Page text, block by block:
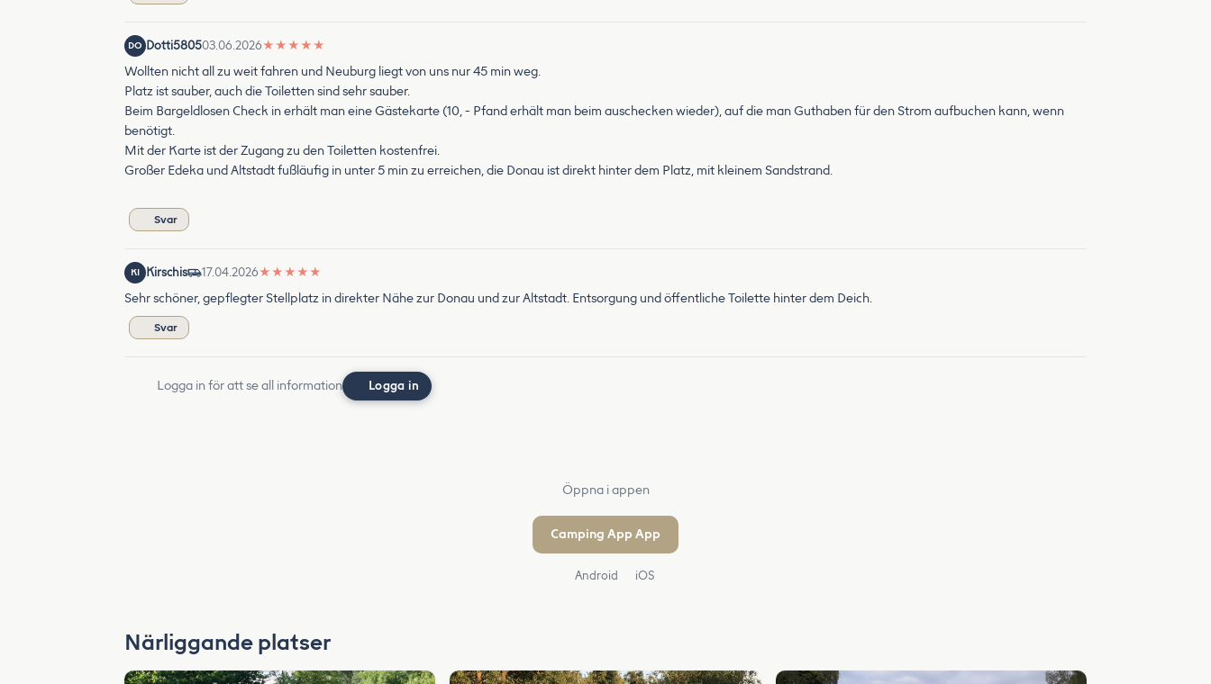
DO Dotti580503.06.2026★ ★ ★ ★ ★
Wollten nicht all zu weit fahren und Neuburg liegt von uns nur 45 min weg.
Platz ist sauber, auch die Toiletten sind sehr sauber.
Beim Bargeldlosen Check in erhält man eine Gästekarte (10, - Pfand erhält man beim auschecken wieder), auf die man Guthaben für den Strom aufbuchen kann, wenn
benötigt.
Mit der Karte ist der Zugang zu den Toiletten kostenfrei.
Großer Edeka und Altstadt fußläufig in unter 5 min zu erreichen, die Donau ist direkt hinter dem Platz, mit kleinem Sandstrand.
Svar
KI Kirschis 17.04.2026★ ★ ★ ★ ★
Sehr schöner, gepflegter Stellplatz in direkter Nähe zur Donau und zur Altstadt. Entsorgung und öffentliche Toilette hinter dem Deich.
Svar
Logga in för att se all information Logga in
Öppna i appen
Camping App App
Android iOS
Närliggande platser